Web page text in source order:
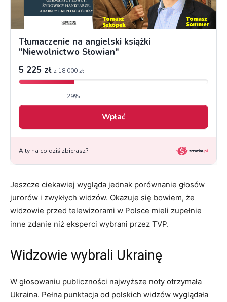
Jeszcze ciekawiej wygląda jednak porównanie głosów
jurorów i zwykłych widzów. Okazuje się bowiem, że
widzowie przed telewizorami w Polsce mieli zupełnie
inne zdanie niż eksperci wybrani przez TVP.
Widzowie wybrali Ukrainę
W głosowaniu publiczności najwyższe noty otrzymała
Ukraina. Pełna punktacja od polskich widzów wyglądała